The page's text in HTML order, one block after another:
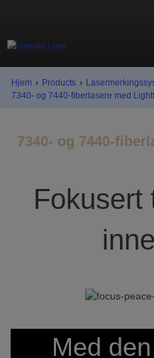
Hjem › Products ›
7340- og 7440-fiberlasere med
7340- og 7440-
Fokusert
Med